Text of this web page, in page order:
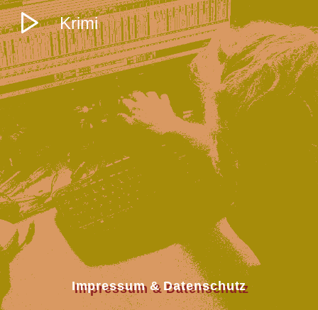
Krimi
Impressum & Datenschutz